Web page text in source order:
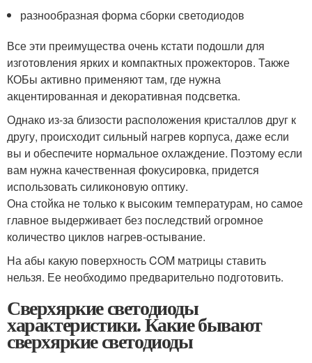
разнообразная форма сборки светодиодов
Все эти преимущества очень кстати подошли для
изготовления ярких и компактных прожекторов. Также
КОБы активно применяют там, где нужна
акцентированная и декоративная подсветка.
Однако из-за близости расположения кристаллов друг к
другу, происходит сильный нагрев корпуса, даже если
вы и обеспечите нормальное охлаждение. Поэтому если
вам нужна качественная фокусировка, придется
использовать силиконовую оптику.
Она стойка не только к высоким температурам, но самое
главное выдерживает без последствий огромное
количество циклов нагрев-остывание.
На абы какую поверхность COM матрицы ставить
нельзя. Ее необходимо предварительно подготовить.
Сверхяркие светодиоды
характеристики. Какие бывают
сверхяркие светодиоды